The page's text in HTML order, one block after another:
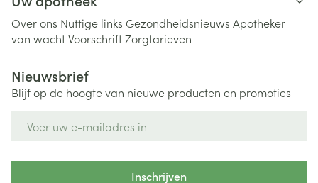
Over ons Nuttige links Gezondheidsnieuws Apotheker
van wachtVoorschriftZorgtarieven
Nieuwsbrief
Blijf op de hoogte van nieuwe producten en promoties
Inschrijven